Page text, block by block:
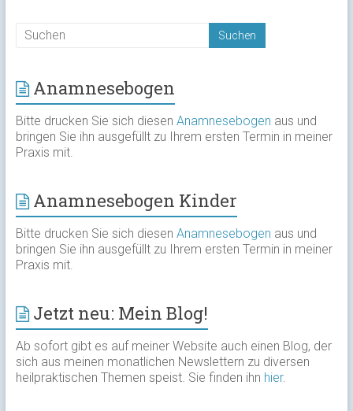
Anamnesebogen
Bitte drucken Sie sich diesen Anamnesebogen aus und
bringen Sie ihn ausgefüllt zu Ihrem ersten Termin in meiner
Praxis mit.
Anamnesebogen Kinder
Bitte drucken Sie sich diesen Anamnesebogen aus und
bringen Sie ihn ausgefüllt zu Ihrem ersten Termin in meiner
Praxis mit.
Jetzt neu: Mein Blog!
Ab sofort gibt es auf meiner Website auch einen Blog, der
sich aus meinen monatlichen Newslettern zu diversen
heilpraktischen Themen speist. Sie finden ihn hier.